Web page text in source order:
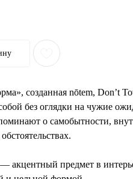
созданная nōtem, Don’t
без оглядки на чужие
о самобытности,
акцентный предмет в